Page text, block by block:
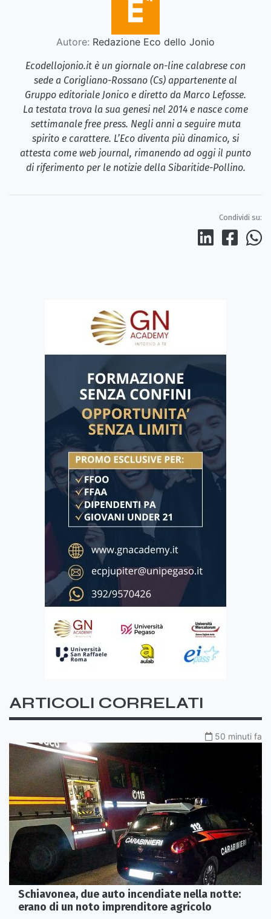
Autore: Redazione Eco dello Jonio
Ecodellojonio.it è un giornale on-line calabrese con
sede a Corigliano-Rossano (Cs) appartenente al
Gruppo editoriale Jonico e diretto da Marco Lefosse.
La testata trova la sua genesi nel 2014 e nasce come
settimanale free press. Negli anni a seguire muta
spirito e carattere. L’Eco diventa più dinamico, si
attesta come web journal, rimanendo ad oggi il punto
di riferimento per le notizie della Sibaritide-Pollino.
Condividi su:
ARTICOLI CORRELATI
50 minuti fa
Schiavonea, due auto incendiate nella notte:
erano di un noto imprenditore agricolo